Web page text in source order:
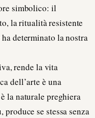
simbolico: il
la ritualità resistente
determinato la nostra
rende la vita
dell’arte è una
la naturale preghiera
se stessa senza